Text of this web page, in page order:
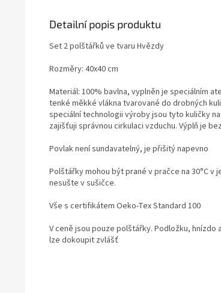
Detailní popis produktu
Set 2 polštářků ve tvaru Hvězdy
Rozměry: 40x40 cm
Materiál: 100% bavlna, vyplněn je speciálním
tenké měkké vlákna tvarované do drobných
speciální technologii výroby jsou tyto kuličky
zajišťuji správnou cirkulaci vzduchu. Výplň je
Povlak není sundavatelný, je přišitý napevno
Polštářky mohou být prané v pračce na 30°C
nesušte v sušičce.
Vše s certifikátem Oeko-Tex Standard 100
V ceně jsou pouze polštářky. Podložku,
lze dokoupit zvlášť